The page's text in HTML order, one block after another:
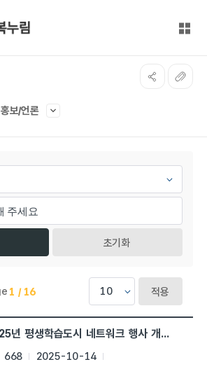
전체
홍보/언론
초기화
1 / 16 적용
관소식 목록으로 번호, 제목, 작성자, 조회
년 평생학습도시 네트워크 행사 개최
668 2025-10-14